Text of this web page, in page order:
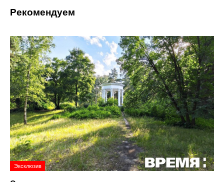
Рекомендуем
Эксклюзив